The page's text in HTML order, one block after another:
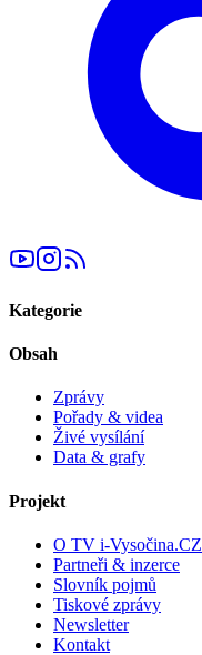
Kategorie
Obsah
Zprávy
Pořady & videa
Živé vysílání
Data & grafy
Projekt
O TV i-Vysočina.CZ
Partneři & inzerce
Slovník pojmů
Tiskové zprávy
Newsletter
Kontakt